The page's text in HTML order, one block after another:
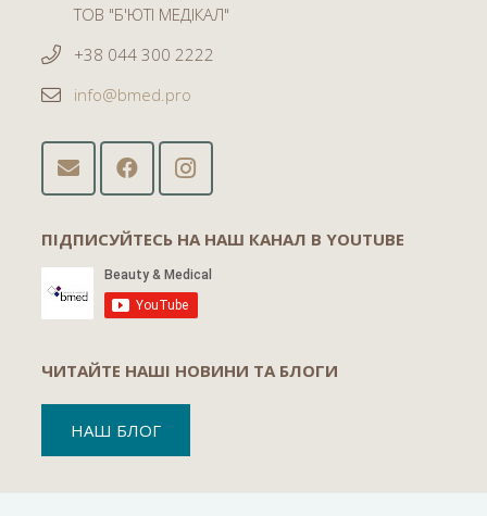
ТОВ "Б'ЮТІ МЕДІКАЛ"
+38 044 300 2222
info@bmed.pro
ПІДПИСУЙТЕСЬ НА НАШ КАНАЛ В YOUTUBE
ЧИТАЙТЕ НАШІ НОВИНИ ТА БЛОГИ
НАШ БЛОГ